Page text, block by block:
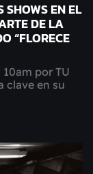
EN EL
DE LA
“FLORECE
por TU
clave en su